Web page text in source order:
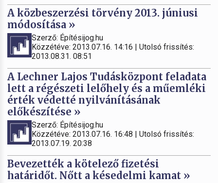
A közbeszerzési törvény 2013. júniusi
módosítása »
Szerző: Építésijog.hu
Közzétéve: 2013.07.16. 14:16 | Utolsó frissítés:
2013.08.31. 08:51
A Lechner Lajos Tudásközpont feladata
lett a régészeti lelőhely és a műemléki
érték védetté nyilvánításának
előkészítése »
Szerző: Építésijog.hu
Közzétéve: 2013.07.16. 16:48 | Utolsó frissítés:
2013.07.19. 20:38
Bevezették a kötelező fizetési
határidőt. Nőtt a késedelmi kamat »